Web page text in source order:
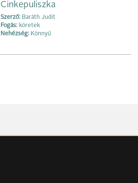
Cinkepuliszka
Szerző: Baráth Judit
Fogás: köretek
Nehézség: Könnyű